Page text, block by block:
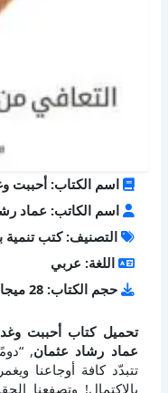
اسم الكتاب: أحببت
اسم الكاتب: عماد
التصنيف: كتب تنمية
اللغة: عربي
حجم الكتاب: 28 ميجا بايت
عماد رشاد عثمان,
تتبدّد كافة أوجاعنا
بالاكتمال! وتصفعنا